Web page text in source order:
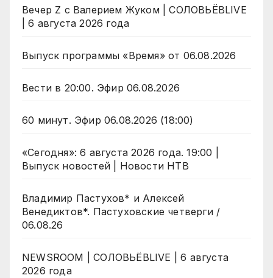
Вечер Z с Валерием Жуком | СОЛОВЬЁВLIVE
| 6 августа 2026 года
Выпуск программы «Время» от 06.08.2026
Вести в 20:00. Эфир 06.08.2026
60 минут. Эфир 06.08.2026 (18:00)
«Сегодня»: 6 августа 2026 года. 19:00 |
Выпуск новостей | Новости НТВ
Владимир Пастухов* и Алексей
Венедиктов*. Пастуховские четверги /
06.08.26
NEWSROOM | СОЛОВЬЁВLIVE | 6 августа
2026 года